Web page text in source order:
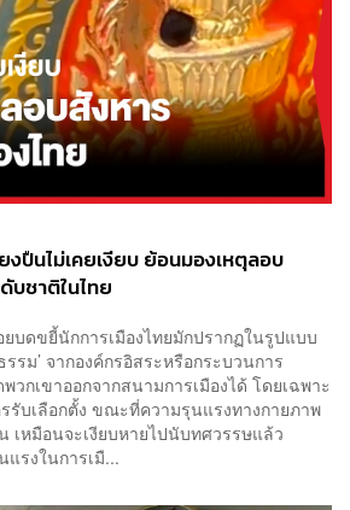
ปืนไม่เคยเงียบ ย้อนมองเหตุลอบ
บชาติในไทย
บดขยี้นักการเมืองไทยมักปรากฏในรูปแบบ
รม’ จากองค์กรอิสระหรือกระบวนการ
วกเขาออกจากสนามการเมืองได้ โดยเฉพาะ
รับเลือกตั้ง ขณะที่ความรุนแรงทางกายภาพ
เหมือนจะเงียบหายไปนับทศวรรษแล้ว
รงในการเมื...